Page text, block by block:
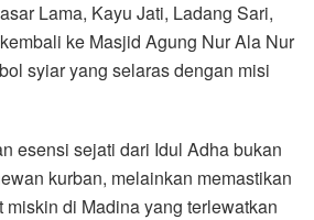
Lama, Kayu Jati, Ladang Sari,
ke Masjid Agung Nur Ala Nur
syiar yang selaras dengan misi
esensi sejati dari Idul Adha bukan
kurban, melainkan memastikan
miskin di Madina yang terlewatkan